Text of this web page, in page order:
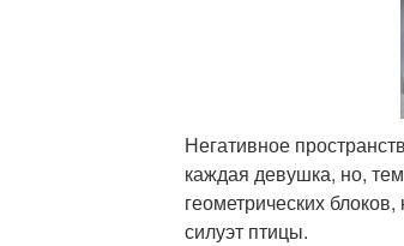
Негативное
каждая девушка, но,
геометрических
силуэт птицы.